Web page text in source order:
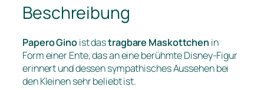
Beschreibung
Papero Ginoist dastragbare Maskottchen in
Form einer Ente, das an eine berühmte Disney-Figur
erinnert und dessen sympathisches Aussehen bei
den Kleinen sehr beliebt ist.